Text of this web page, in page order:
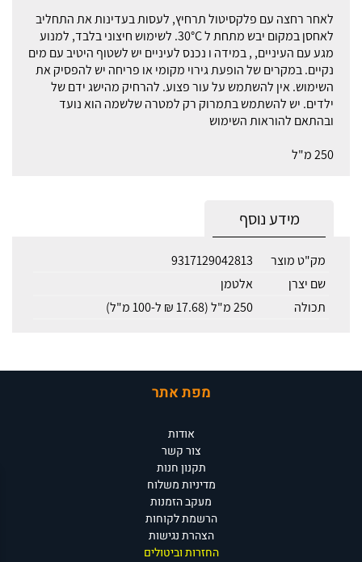
לאחר רחצה עם פלקסיטול תרחיץ, לעסות בעדינות את התחליב
לאחסן במקום יבש מתחת ל 30°C. לשימוש חיצוני בלבד, למנוע
מגע עם העיניים, , במידה ו נכנס לעיניים יש לשטוף היטיב עם מים
נקיים. במקרים של הופעת גירוי מקומי או פריחה יש להפסיק את
השימוש. אין להשתמש על עור פצוע. להרחיק מהישג ידם של
ילדים. יש להשתמש בתמרוק רק למטרה שלשמה הוא נועד
ובהתאם להוראות השימוש
250 מ"ל
מידע נוסף
מק"ט מוצר
9317129042813
שם יצרן
אלטמן
תכולה
250 מ"ל (17.68 ₪ ל-100 מ"ל)
מפת אתר
אודות
צור קשר
תקנון חנות
מדיניות משלוח
מעקב הזמנות
הרשמת לקוחות
הצהרת נגישות
החזרות וביטולים